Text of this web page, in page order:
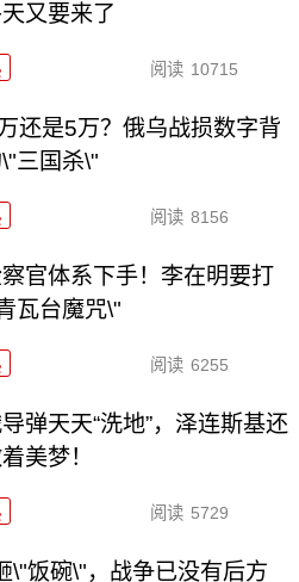
又要来了
阅读 10715
还是5万？俄乌战损数字背
三国杀\"
阅读 8156
官体系下手！李在明要打
瓦台魔咒\"
阅读 6255
弹天天“洗地”，泽连斯基还
美梦！
阅读 5729
\"饭碗\"，战争已没有后方